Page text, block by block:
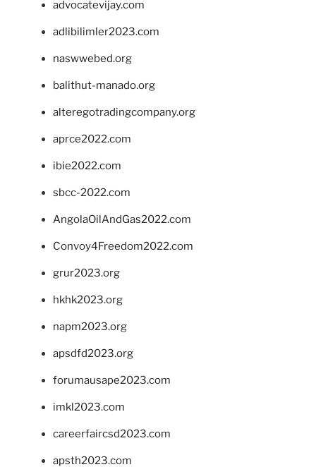
advocatevijay.com
adlibilimler2023.com
naswwebed.org
balithut-manado.org
alteregotradingcompany.org
aprce2022.com
ibie2022.com
sbcc-2022.com
AngolaOilAndGas2022.com
Convoy4Freedom2022.com
grur2023.org
hkhk2023.org
napm2023.org
apsdfd2023.org
forumausape2023.com
imkl2023.com
careerfaircsd2023.com
apsth2023.com